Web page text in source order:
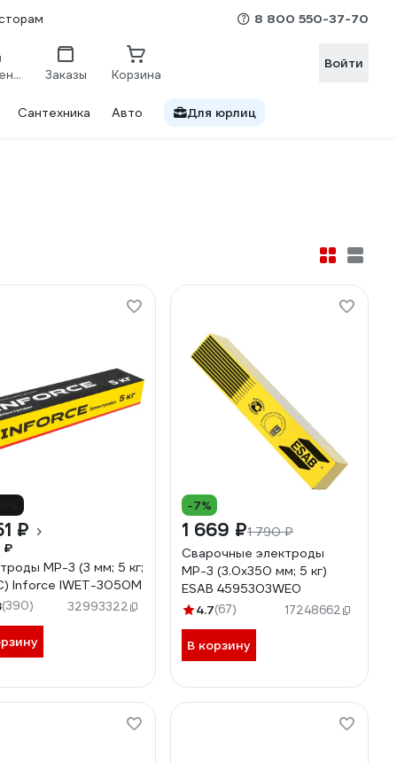
8 800 550-37-70
Сравнение Заказы Корзина
Войти
Сантехника Авто Для юрлиц
₽
₽
МР-3 (3 мм; 5 кг;
Inforce IWET-3050M
(390) 32993322
-7%
1 669 ₽1 790 ₽
Сварочные электроды
МР-3 (3.0x350 мм; 5 кг)
ESAB 4595303WE0
4.7(67) 17248662
В корзину